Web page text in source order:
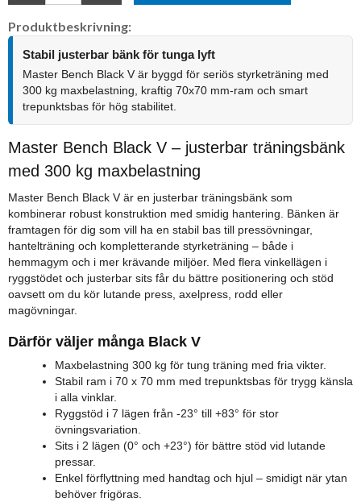
Produktbeskrivning:
Stabil justerbar bänk för tunga lyft
Master Bench Black V är byggd för seriös styrketräning med
300 kg maxbelastning, kraftig 70x70 mm-ram och smart
trepunktsbas för hög stabilitet.
Master Bench Black V – justerbar träningsbänk
med 300 kg maxbelastning
Master Bench Black V är en justerbar träningsbänk som
kombinerar robust konstruktion med smidig hantering. Bänken är
framtagen för dig som vill ha en stabil bas till pressövningar,
hantelträning och kompletterande styrketräning – både i
hemmagym och i mer krävande miljöer. Med flera vinkellägen i
ryggstödet och justerbar sits får du bättre positionering och stöd
oavsett om du kör lutande press, axelpress, rodd eller
magövningar.
Därför väljer många Black V
Maxbelastning 300 kg för tung träning med fria vikter.
Stabil ram i 70 x 70 mm med trepunktsbas för trygg känsla
i alla vinklar.
Ryggstöd i 7 lägen från -23° till +83° för stor
övningsvariation.
Sits i 2 lägen (0° och +23°) för bättre stöd vid lutande
pressar.
Enkel förflyttning med handtag och hjul – smidigt när ytan
behöver frigöras.